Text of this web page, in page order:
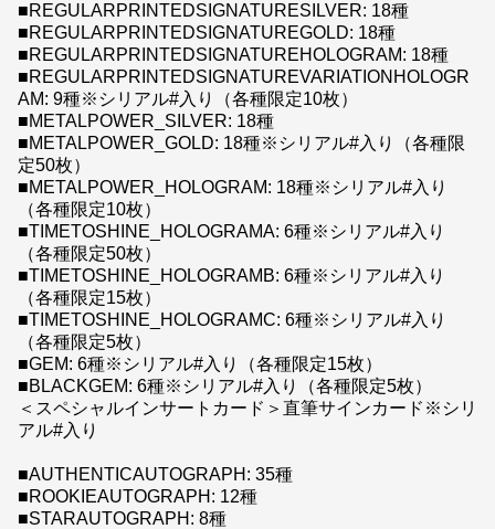
■REGULARPRINTEDSIGNATURESILVER: 18種
■REGULARPRINTEDSIGNATUREGOLD: 18種
■REGULARPRINTEDSIGNATUREHOLOGRAM: 18種
■REGULARPRINTEDSIGNATUREVARIATIONHOLOGR
AM: 9種※シリアル#入り（各種限定10枚）
■METALPOWER_SILVER: 18種
■METALPOWER_GOLD: 18種※シリアル#入り（各種限
定50枚）
■METALPOWER_HOLOGRAM: 18種※シリアル#入り
（各種限定10枚）
■TIMETOSHINE_HOLOGRAMA: 6種※シリアル#入り
（各種限定50枚）
■TIMETOSHINE_HOLOGRAMB: 6種※シリアル#入り
（各種限定15枚）
■TIMETOSHINE_HOLOGRAMC: 6種※シリアル#入り
（各種限定5枚）
■GEM: 6種※シリアル#入り（各種限定15枚）
■BLACKGEM: 6種※シリアル#入り（各種限定5枚）
＜スペシャルインサートカード＞直筆サインカード※シリ
アル#入り
■AUTHENTICAUTOGRAPH: 35種
■ROOKIEAUTOGRAPH: 12種
■STARAUTOGRAPH: 8種